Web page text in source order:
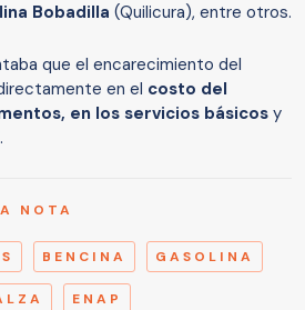
Bobadilla (Quilicura), entre otros.
que el encarecimiento del
en el costo del
en los servicios básicos y
NOTA
BENCINA GASOLINA
ENAP